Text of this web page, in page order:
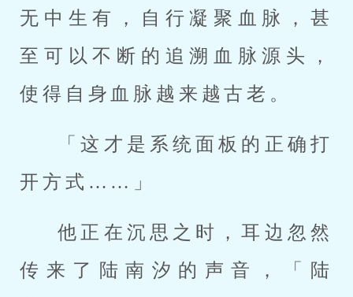
无中生有，自行凝聚血脉，甚
至可以不断的追溯血脉源头，
使得自身血脉越来越古老。
「这才是系统面板的正确打
开方式……」
他正在沉思之时，耳边忽然
传来了陆南汐的声音，「陆